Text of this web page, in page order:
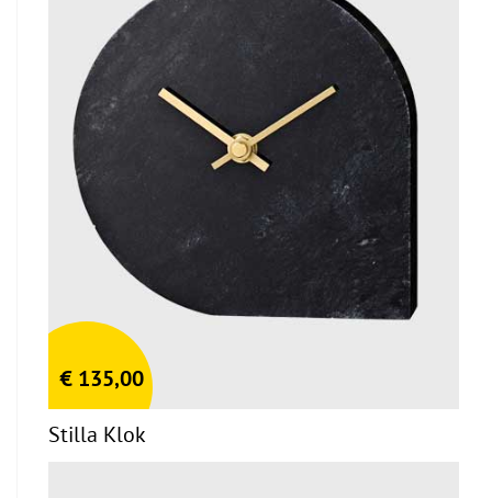
€ 135,00
Stilla Klok